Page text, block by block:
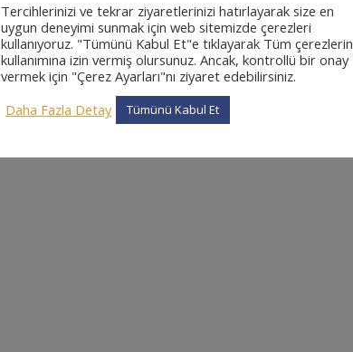
Tercihlerinizi ve tekrar ziyaretlerinizi hatırlayarak size en
uygun deneyimi sunmak için web sitemizde çerezleri
kullanıyoruz. "Tümünü Kabul Et"e tıklayarak Tüm çerezlerin
kullanımına izin vermiş olursunuz. Ancak, kontrollü bir onay
vermek için "Çerez Ayarları"nı ziyaret edebilirsiniz.
Daha Fazla Detay
Tümünü Kabul Et